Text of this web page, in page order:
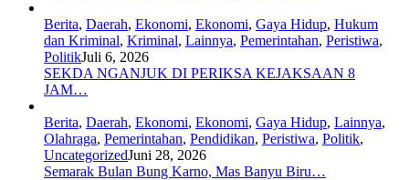
Berita, Daerah, Ekonomi, Ekonomi, Gaya Hidup, Hukum
dan Kriminal, Kriminal, Lainnya, Pemerintahan, Peristiwa,
PolitikJuli 6, 2026
SEKDA NGANJUK DI PERIKSA KEJAKSAAN 8
JAM…
Berita, Daerah, Ekonomi, Ekonomi, Gaya Hidup, Lainnya,
Olahraga, Pemerintahan, Pendidikan, Peristiwa, Politik,
UncategorizedJuni 28, 2026
Semarak Bulan Bung Karno, Mas Banyu Biru…